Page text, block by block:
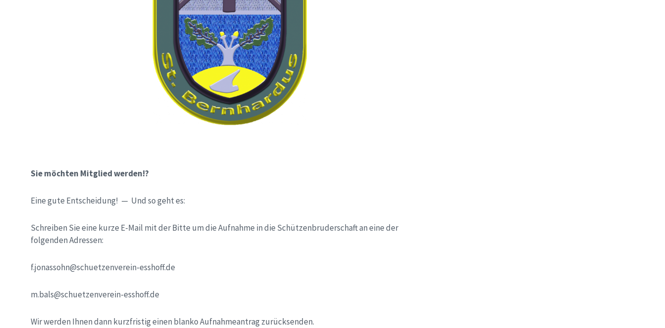
Sie möchten Mitglied werden!?
Eine gute Entscheidung! — Und so geht es:
Schreiben Sie eine kurze E-Mail mit der Bitte um die Aufnahme in die Schützenbruderschaft an eine der
folgenden Adressen:
f.jonassohn@schuetzenverein-esshoff.de
m.bals@schuetzenverein-esshoff.de
Wir werden Ihnen dann kurzfristig einen blanko Aufnahmeantrag zurücksenden.